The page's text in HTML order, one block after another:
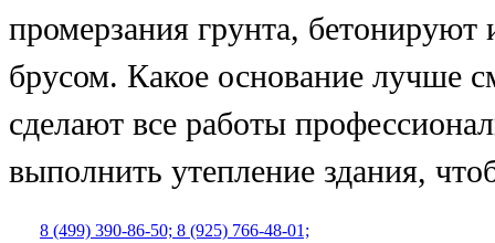
промерзания грунта,
брусом. Какое основание лучше
сделают все работы
выполнить утепление здания,
8 (499) 390-86-50; 8 (925) 766-48-01;